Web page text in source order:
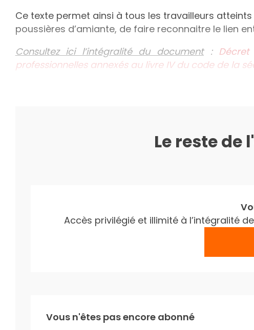
Ce texte permet ainsi à tous les travailleurs
poussières d’amiante, de faire reconnaitre le lien
Consultez ici l’intégralité du document:
professionnelles annexés au livre IV du code de la
Le reste de
Accès privilégié et illimité à l’intégralité
Vous n'êtes pas encore abonné